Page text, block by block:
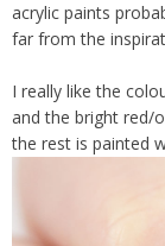
acrylic paints
far from the
I really like the
and the bright red/
the rest is painted